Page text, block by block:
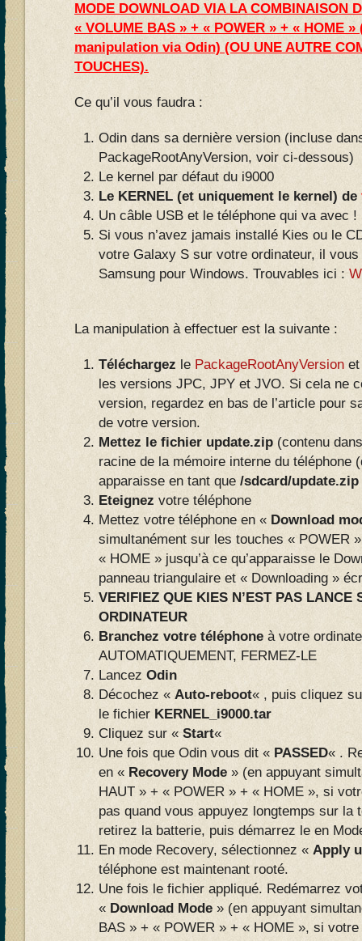
MODE DOWNLOAD VIA LA COMBINAISON
« VOLUME BAS » + « POWER » + « HOME
manipulation via Odin) (OU UNE AUTRE
TOUCHES).
Ce qu’il vous faudra :
Odin dans sa dernière version (incluse
PackageRootAnyVersion, voir ci-dessous)
Le kernel par défaut du i9000
Le KERNEL (et uniquement le kernel) de
Un câble USB et le téléphone qui va avec !
Si vous n’avez jamais installé Kies ou le
votre Galaxy S sur votre ordinateur, il
Samsung pour Windows. Trouvables ici :
La manipulation à effectuer est la suivante :
Téléchargez le PackageRootAnyVersion
les versions JPC, JPY et JVO. Si cela ne
version, regardez en bas de l’article pour
de votre version.
Mettez le fichier update.zip (contenu
racine de la mémoire interne du téléphone
apparaisse en tant que /sdcard/update.zip
Eteignez votre téléphone
Mettez votre téléphone en « Download
simultanément sur les touches « POWER
« HOME » jusqu’à ce qu’apparaisse le
panneau triangulaire et « Downloading »
VERIFIEZ QUE KIES N’EST PAS LANCE
ORDINATEUR
Branchez votre téléphone à votre
AUTOMATIQUEMENT, FERMEZ-LE
Lancez Odin
Décochez « Auto-reboot« , puis cliquez
le fichier KERNEL_i9000.tar
Cliquez sur «Start«
Une fois que Odin vous dit « PASSED« .
en « Recovery Mode » (en appuyant
HAUT » + « POWER » + « HOME », si
pas quand vous appuyez longtemps sur la
retirez la batterie, puis démarrez le en
En mode Recovery, sélectionnez « Apply
téléphone est maintenant rooté.
Une fois le fichier appliqué. Redémarrez
« Download Mode » (en appuyant
BAS » + « POWER » + « HOME », si